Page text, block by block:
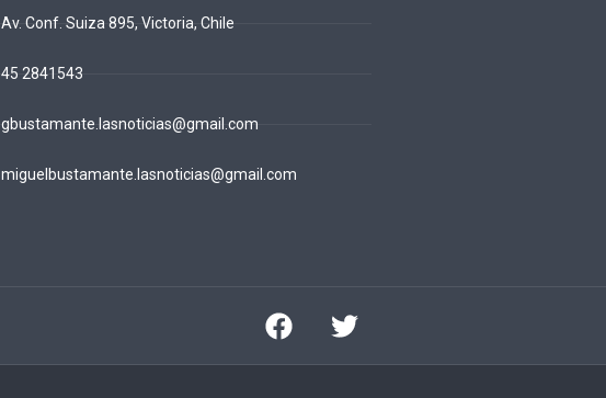
Av. Conf. Suiza 895, Victoria, Chile
45 2841543
gbustamante.lasnoticias@gmail.com
miguelbustamante.lasnoticias@gmail.com